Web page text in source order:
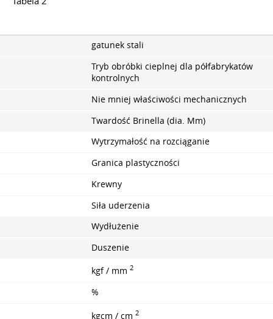
gatunek stali
Tryb obróbki cieplnej dla półfabrykatów
kontrolnych
Nie mniej właściwości mechanicznych
Twardość Brinella (dia. Mm)
Wytrzymałość na rozciąganie
Granica plastyczności
Krewny
Siła uderzenia
Wydłużenie
Duszenie
kgf / mm 2
%
kgcm / cm 2